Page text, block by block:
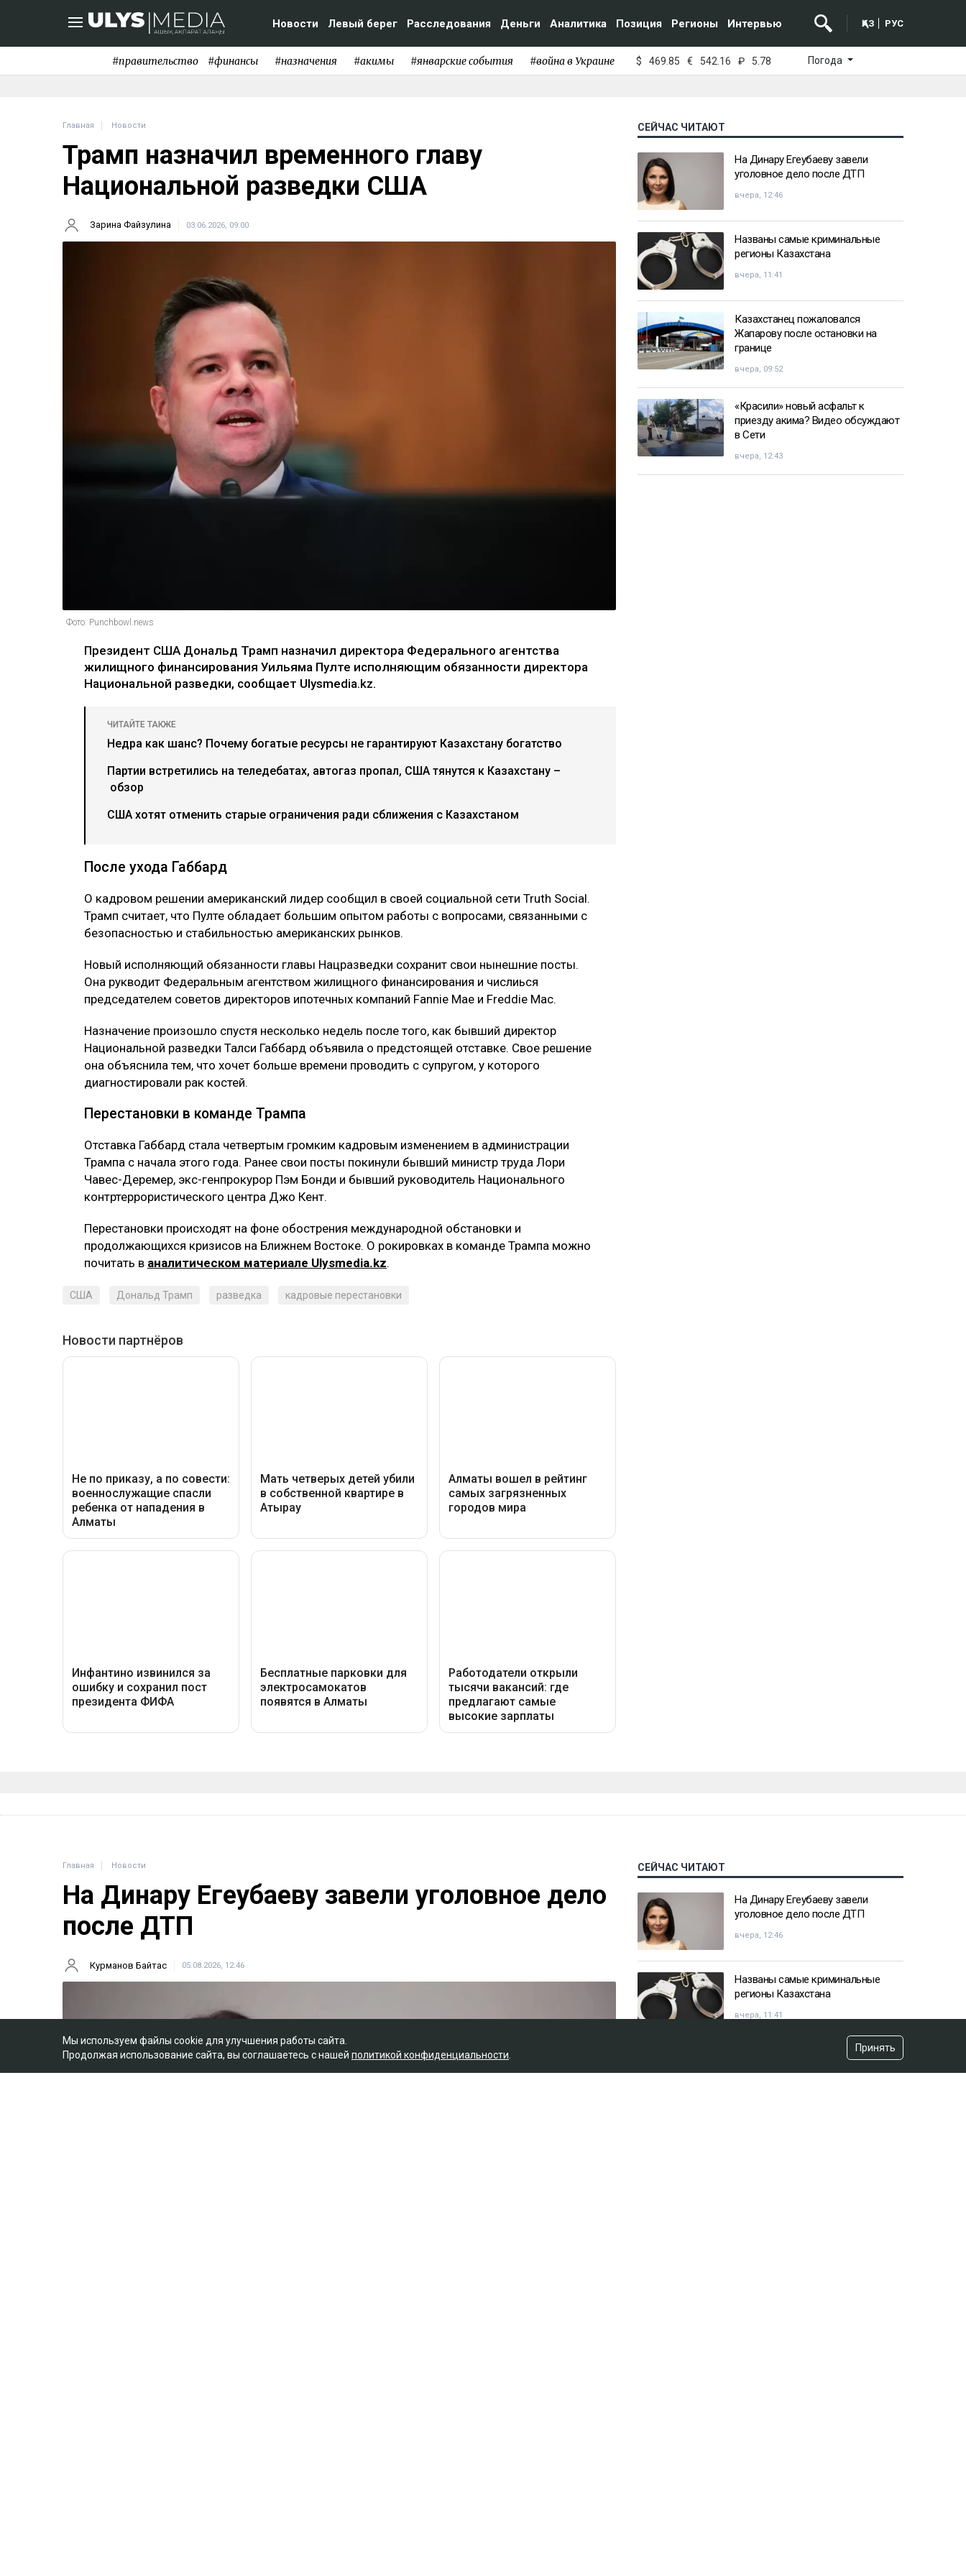
Новости Левый берег Расследования Деньги Аналитика Позиция Регионы Интервью ҚАЗ РУС
#правительство #финансы #назначения #акимы #январские события #война в Украине $ 469.85 € 542.16 ₽ 5.78 Погода
Главная Новости
Трамп назначил временного главу
Национальной разведки США
Зарина Файзулина 03.06.2026, 09:00
Фото: Punchbowl.news
Президент США Дональд Трамп назначил директора Федерального агентства
жилищного финансирования Уильяма Пулте исполняющим обязанности директора
Национальной разведки, сообщает Ulysmedia.kz.
ЧИТАЙТЕ ТАКЖЕ
Недра как шанс? Почему богатые ресурсы не гарантируют Казахстану богатство
Партии встретились на теледебатах, автогаз пропал, США тянутся к Казахстану –
обзор
США хотят отменить старые ограничения ради сближения с Казахстаном
После ухода Габбард
О кадровом решении американский лидер сообщил в своей социальной сети Truth Social.
Трамп считает, что Пулте обладает большим опытом работы с вопросами, связанными с
безопасностью и стабильностью американских рынков.
Новый исполняющий обязанности главы Нацразведки сохранит свои нынешние посты.
Она рукводит Федеральным агентством жилищного финансирования и числиься
председателем советов директоров ипотечных компаний Fannie Mae и Freddie Mac.
Назначение произошло спустя несколько недель после того, как бывший директор
Национальной разведки Талси Габбард объявила о предстоящей отставке. Свое решение
она объяснила тем, что хочет больше времени проводить с супругом, у которого
диагностировали рак костей.
Перестановки в команде Трампа
Отставка Габбард стала четвертым громким кадровым изменением в администрации
Трампа с начала этого года. Ранее свои посты покинули бывший министр труда Лори
Чавес-Деремер, экс-генпрокурор Пэм Бонди и бывший руководитель Национального
контртеррористического центра Джо Кент.
Перестановки происходят на фоне обострения международной обстановки и
продолжающихся кризисов на Ближнем Востоке. О рокировках в команде Трампа можно
почитать в аналитическом материале Ulysmedia.kz.
США Дональд Трамп разведка кадровые перестановки
СЕЙЧАС ЧИТАЮТ
На Динару Егеубаеву завели
уголовное дело после ДТП
вчера, 12:46
Названы самые криминальные
регионы Казахстана
вчера, 11:41
Казахстанец пожаловался
Жапарову после остановки на
границе
вчера, 09:52
«Красили» новый асфальт к
приезду акима? Видео обсуждают
в Сети
вчера, 12:43
Главная Новости
На Динару Егеубаеву завели уголовное дело
после ДТП
Курманов Байтас 05.08.2026, 12:46
СЕЙЧАС ЧИТАЮТ
На Динару Егеубаеву завели
уголовное дело после ДТП
вчера, 12:46
Названы самые криминальные
регионы Казахстана
вчера, 11:41
Казахстанец пожаловался
Жапарову после остановки на
Мы используем файлы cookie для улучшения работы сайта.
Продолжая использование сайта, вы соглашаетесь с нашей политикой конфиденциальности
Принять